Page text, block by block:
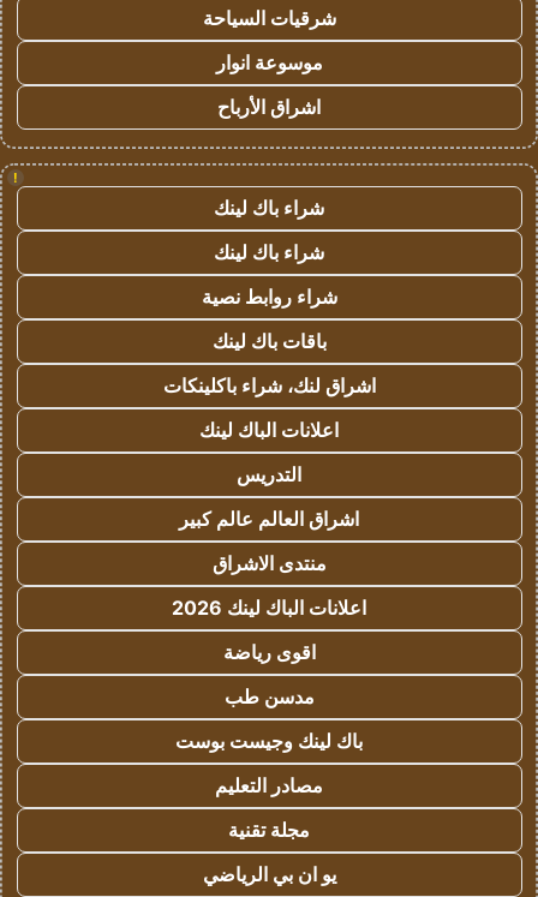
شرقيات السياحة
موسوعة انوار
اشراق الأرباح
!
شراء باك لينك
شراء باك لينك
شراء روابط نصية
باقات باك لينك
اشراق لنك، شراء باكلينكات
اعلانات الباك لينك
التدريس
اشراق العالم عالم كبير
منتدى الاشراق
اعلانات الباك لينك 2026
اقوى رياضة
مدسن طب
باك لينك وجيست بوست
مصادر التعليم
مجلة تقنية
يو ان بي الرياضي